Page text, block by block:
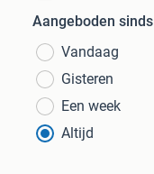
Aangeboden sinds
Vandaag
Gisteren
Een week
Altijd